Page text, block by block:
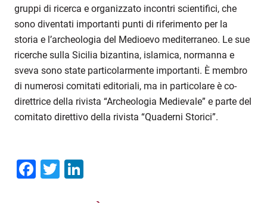
gruppi di ricerca e organizzato incontri scientifici, che
sono diventati importanti punti di riferimento per la
storia e l’archeologia del Medioevo mediterraneo. Le sue
ricerche sulla Sicilia bizantina, islamica, normanna e
sveva sono state particolarmente importanti. È membro
di numerosi comitati editoriali, ma in particolare è co-
direttrice della rivista “Archeologia Medievale” e parte del
comitato direttivo della rivista “Quaderni Storici”.
Facebook
Twitter